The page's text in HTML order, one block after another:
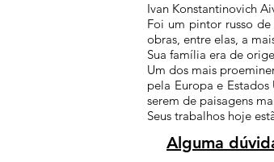
Ivan Konstantinovich
Foi um pintor russo de
obras, entre elas, a
Sua família era de
Um dos mais
pela Europa e Estados
serem de paisagens
Seus trabalhos hoje
Alguma